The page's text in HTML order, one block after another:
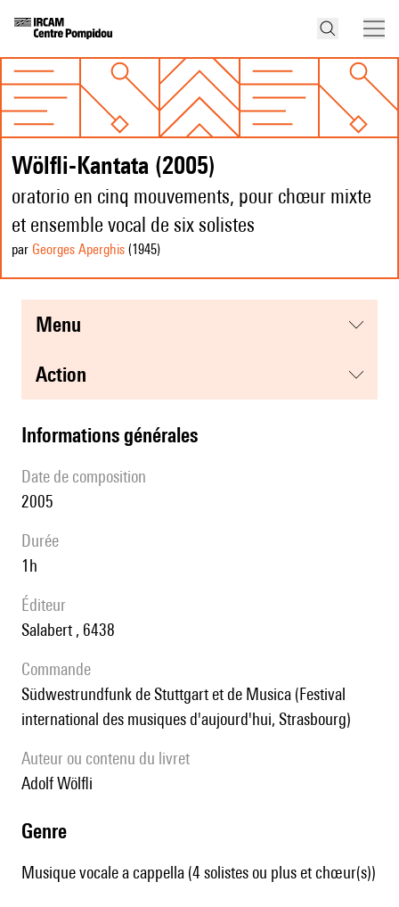
Wölfli-Kantata (2005)
oratorio en cinq mouvements, pour chœur mixte
et ensemble vocal de six solistes
par Georges Aperghis (1945)
menu
action
informations générales
date de composition
2005
durée
1h
éditeur
Salabert , 6438
Commande
Südwestrundfunk de Stuttgart et de Musica (Festival
international des musiques d'aujourd'hui, Strasbourg)
Auteur ou contenu du livret
Adolf Wölfli
genre
Musique vocale a cappella (4 solistes ou plus et chœur(s))